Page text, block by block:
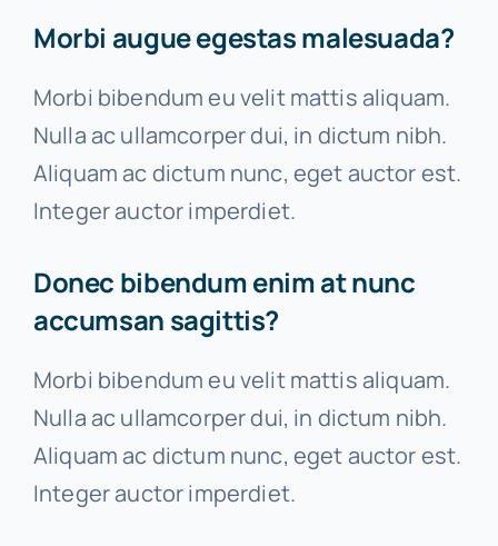
Morbi augue egestas malesuada?
Morbi bibendum eu velit mattis aliquam.
Nulla ac ullamcorper dui, in dictum nibh.
Aliquam ac dictum nunc, eget auctor est.
Integer auctor imperdiet.
Donec bibendum enim at nunc
accumsan sagittis?
Morbi bibendum eu velit mattis aliquam.
Nulla ac ullamcorper dui, in dictum nibh.
Aliquam ac dictum nunc, eget auctor est.
Integer auctor imperdiet.